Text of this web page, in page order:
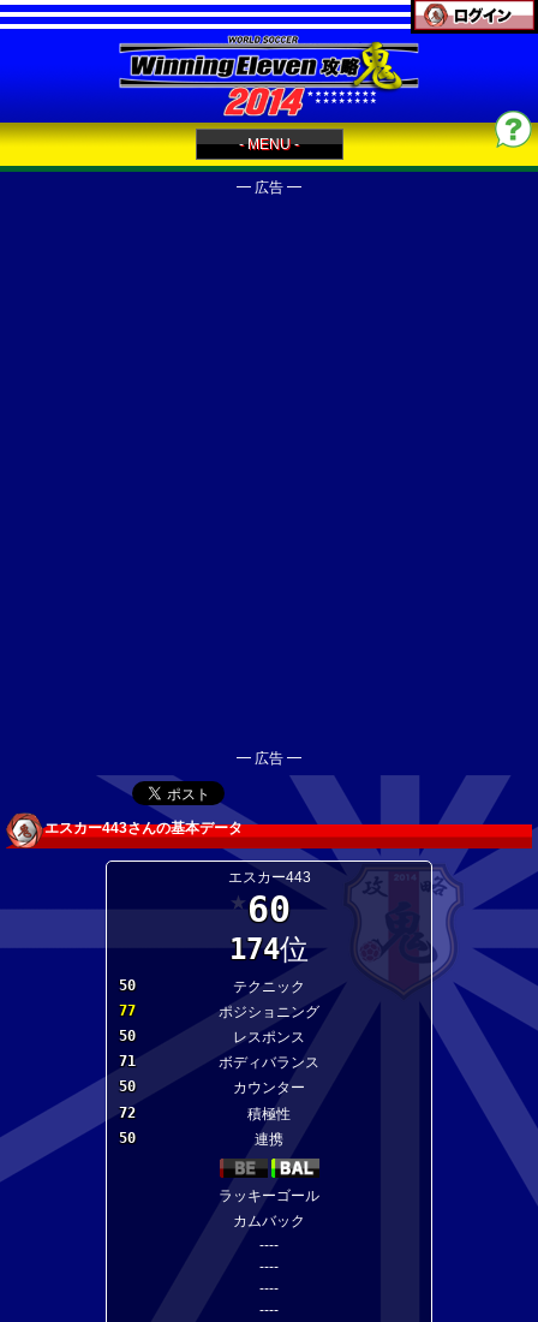
- MENU -
━ 広告 ━
━ 広告 ━
エスカー443さんの基本データ
エスカー443
★60
174位
50
テクニック
77
ポジショニング
50
レスポンス
71
ボディバランス
50
カウンター
72
積極性
50
連携
ラッキーゴール
カムバック
----
----
----
----